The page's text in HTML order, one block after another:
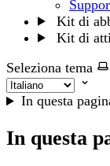
Kit di
Kit di
Seleziona tema
In questa
In questa